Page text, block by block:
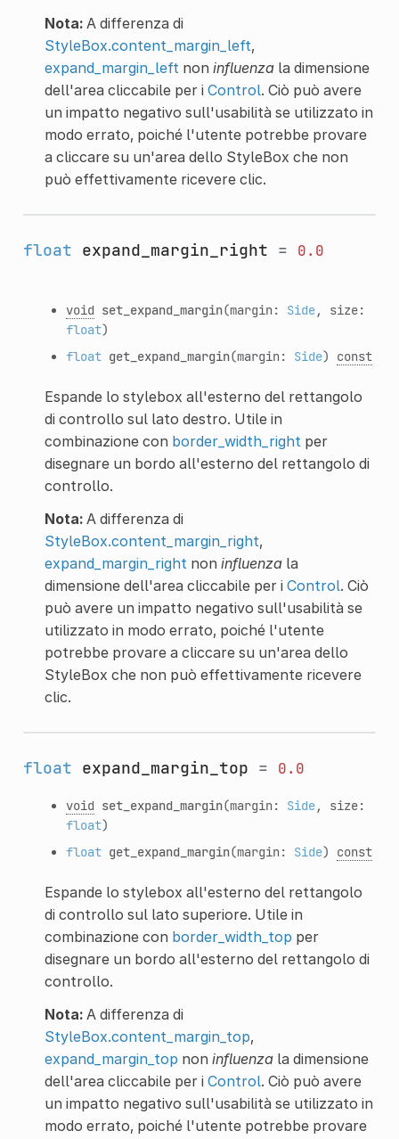
Nota:A differenza di
StyleBox.content_margin_left,
expand_margin_left non influenzala dimensione
dell'area cliccabile per i Control. Ciò può avere
un impatto negativo sull'usabilità se utilizzato in
modo errato, poiché l'utente potrebbe provare
a cliccare su un'area dello StyleBox che non
può effettivamente ricevere clic.
float expand_margin_right = 0.0
void set_expand_margin(margin: Side, size:
float)
float get_expand_margin(margin: Side) const
Espande lo stylebox all'esterno del rettangolo
di controllo sul lato destro. Utile in
combinazione con border_width_right per
disegnare un bordo all'esterno del rettangolo di
controllo.
Nota:A differenza di
StyleBox.content_margin_right,
expand_margin_right non influenzala
dimensione dell'area cliccabile per i Control. Ciò
può avere un impatto negativo sull'usabilità se
utilizzato in modo errato, poiché l'utente
potrebbe provare a cliccare su un'area dello
StyleBox che non può effettivamente ricevere
clic.
float expand_margin_top = 0.0
void set_expand_margin(margin: Side, size:
float)
float get_expand_margin(margin: Side) const
Espande lo stylebox all'esterno del rettangolo
di controllo sul lato superiore. Utile in
combinazione con border_width_top per
disegnare un bordo all'esterno del rettangolo di
controllo.
Nota:A differenza di
StyleBox.content_margin_top,
expand_margin_top non influenzala dimensione
dell'area cliccabile per i Control. Ciò può avere
un impatto negativo sull'usabilità se utilizzato in
modo errato, poiché l'utente potrebbe provare